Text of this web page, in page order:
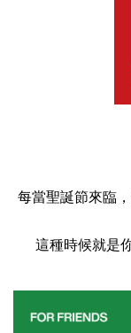
每當聖誕節來臨
這種時候就是